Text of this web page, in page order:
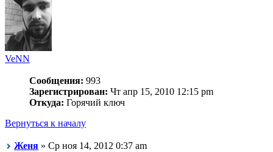
VeNN
Сообщения: 993
Зарегистрирован: Чт апр 15, 2010 12:15 pm
Откуда: Горячий ключ
Вернуться к началу
Женя » Ср ноя 14, 2012 0:37 am